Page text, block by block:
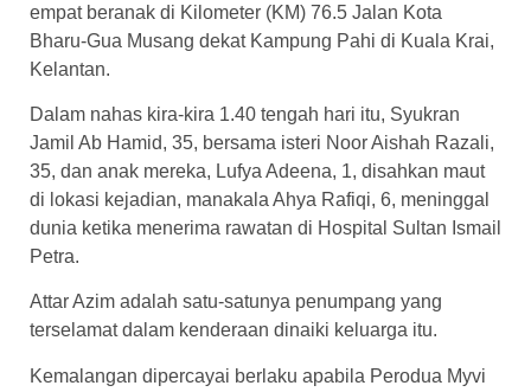
empat beranak di Kilometer (KM) 76.5 Jalan Kota
Bharu-Gua Musang dekat Kampung Pahi di Kuala Krai,
Kelantan.
Dalam nahas kira-kira 1.40 tengah hari itu, Syukran
Jamil Ab Hamid, 35, bersama isteri Noor Aishah Razali,
35, dan anak mereka, Lufya Adeena, 1, disahkan maut
di lokasi kejadian, manakala Ahya Rafiqi, 6, meninggal
dunia ketika menerima rawatan di Hospital Sultan Ismail
Petra.
Attar Azim adalah satu-satunya penumpang yang
terselamat dalam kenderaan dinaiki keluarga itu.
Kemalangan dipercayai berlaku apabila Perodua Myvi